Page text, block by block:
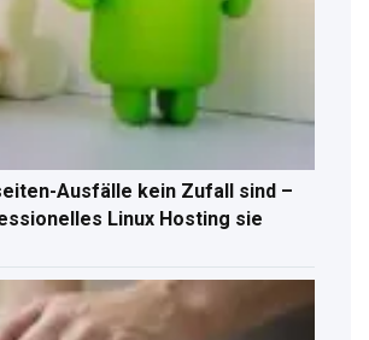
Ausfälle kein Zufall sind –
Linux Hosting sie